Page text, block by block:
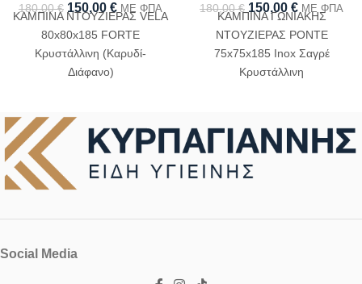
180,00€ 150,00 € ΜΕ ΦΠΑ
ΚΑΜΠΙΝΑ ΝΤΟΥΖΙΕΡΑΣ VELA
80x80x185 FORTE
Κρυστάλλινη (Καρυδί-
Διάφανο)
180,00€ 150,00 € ΜΕ ΦΠΑ
ΚΑΜΠΙΝΑ ΓΩΝΙΑΚΗΣ
ΝΤΟΥΖΙΕΡΑΣ PONTE
75x75x185 Inox Σαγρέ
Κρυστάλλινη
Social Media